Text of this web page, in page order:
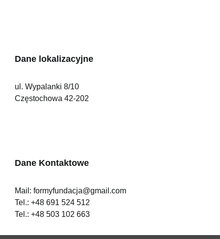
Dane lokalizacyjne
ul. Wypalanki 8/10
Częstochowa 42-202
Dane Kontaktowe
Mail: formyfundacja@gmail.com
Tel.: +48 691 524 512
Tel.: +48 503 102 663